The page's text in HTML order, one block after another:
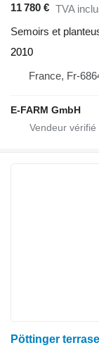
11 780 € TVA
Semoirs et
2010
France, Fr-
E-FARM GmbH
Pöttinger